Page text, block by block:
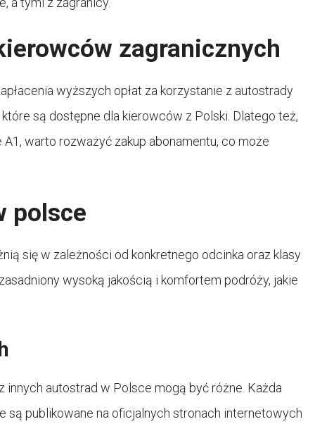
zagranicznych
wyższych opłat za korzystanie z autostrady
są dostępne dla kierowców z Polski. Dlatego też,
warto rozważyć zakup abonamentu, co może
polsce
się w zależności od konkretnego odcinka oraz klasy
wysoką jakością i komfortem podróży, jakie
autostrad w Polsce mogą być różne. Każda
są publikowane na oficjalnych stronach internetowych